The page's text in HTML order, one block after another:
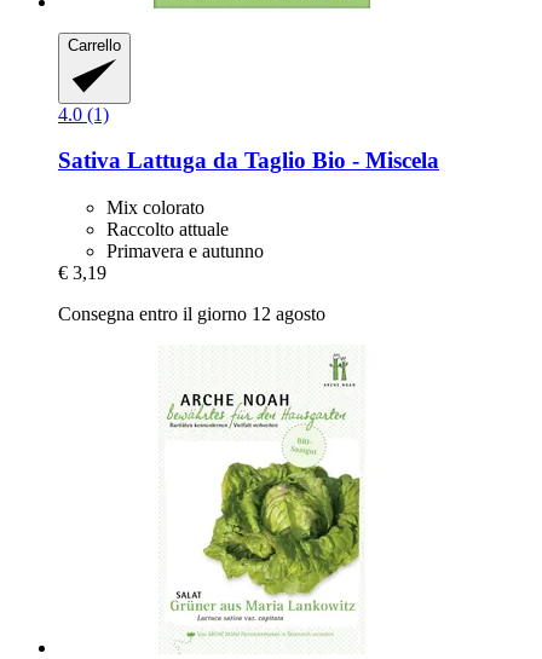
Carrello
4.0 (1)
Sativa Lattuga da Taglio Bio -​ Miscela
Mix colorato
Raccolto attuale
Primavera e autunno
€ 3,19
Consegna entro il giorno 12 agosto